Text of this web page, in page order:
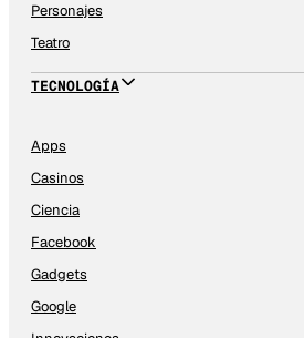
Personajes
Teatro
TECNOLOGÍA
Apps
Casinos
Ciencia
Facebook
Gadgets
Google